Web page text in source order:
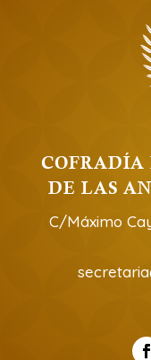
COFRADÍA
DE LAS
C/Máximo